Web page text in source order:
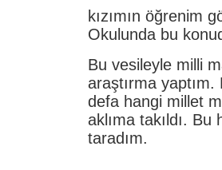
kızımın öğrenim
Okulunda bu
Bu vesileyle milli
araştırma yaptım.
defa hangi millet
aklıma takıldı.
taradım.